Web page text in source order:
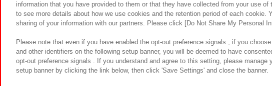
食品のご提供について
information that you have provided to them or that they have collected from your use
to see more details about how we use cookies and the retention period of each cookie.
sharing of your information with our partners. Please click [Do Not Share My Personal
Please note that even if you have enabled the opt-out preference signals , if you
and other identifiers on the following setup banner, you will be deemed to have
opt-out preference signals . If you understand and agree to this setting, please manage
setup banner by clicking the link below, then click 'Save Settings' and close the banner.